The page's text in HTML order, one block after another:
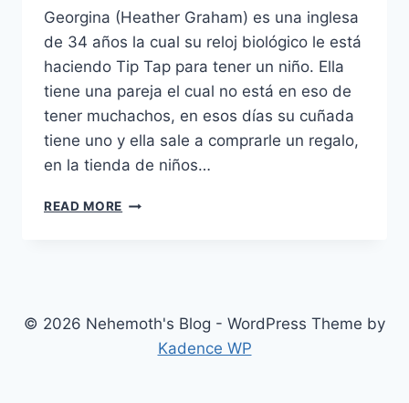
Georgina (Heather Graham) es una inglesa
de 34 años la cual su reloj biológico le está
haciendo Tip Tap para tener un niño. Ella
tiene una pareja el cual no está en eso de
tener muchachos, en esos días su cuñada
tiene uno y ella sale a comprarle un regalo,
en la tienda de niños…
READ MORE MISS
© 2026 Nehemoth's Blog - WordPress Theme by
Kadence WP